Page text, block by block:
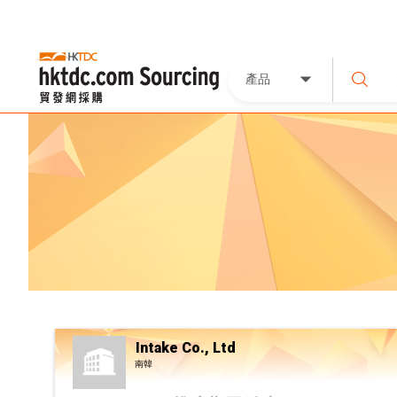
產品
Intake Co., Ltd
南韓